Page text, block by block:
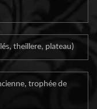
theillere, plateau)
trophée de